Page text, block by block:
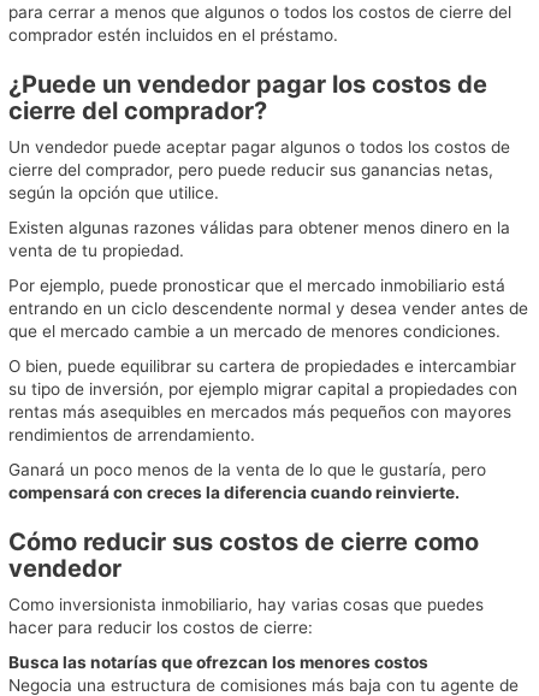
para cerrar a menos que algunos o todos los costos de cierre del
comprador estén incluidos en el préstamo.
¿Puede un vendedor pagar los costos de
cierre del comprador?
Un vendedor puede aceptar pagar algunos o todos los costos de
cierre del comprador, pero puede reducir sus ganancias netas,
según la opción que utilice.
Existen algunas razones válidas para obtener menos dinero en la
venta de tu propiedad.
Por ejemplo, puede pronosticar que el mercado inmobiliario está
entrando en un ciclo descendente normal y desea vender antes de
que el mercado cambie a un mercado de menores condiciones.
O bien, puede equilibrar su cartera de propiedades e intercambiar
su tipo de inversión, por ejemplo migrar capital a propiedades con
rentas más asequibles en mercados más pequeños con mayores
rendimientos de arrendamiento.
Ganará un poco menos de la venta de lo que le gustaría, pero
compensará con creces la diferencia cuando reinvierte.
Cómo reducir sus costos de cierre como
vendedor
Como inversionista inmobiliario, hay varias cosas que puedes
hacer para reducir los costos de cierre:
Busca las notarías que ofrezcan los menores costos
Negocia una estructura de comisiones más baja con tu agente de